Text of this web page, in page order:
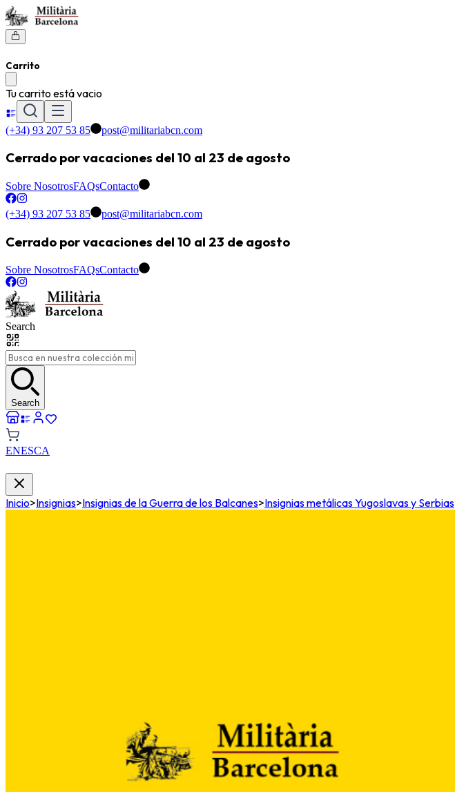
Carrito
Tu carrito está vacio
(+34) 93 207 53 85 post@militariabcn.com
Cerrado por vacaciones del 10 al 23 de agosto
Sobre NosotrosFAQsContacto
(+34) 93 207 53 85 post@militariabcn.com
Cerrado por vacaciones del 10 al 23 de agosto
Sobre NosotrosFAQsContacto
Search
Search
ENESCA
Inicio>Insignias>Insignias de la Guerra de los Balcanes>Insignias metálicas Yugoslavas y Serbias